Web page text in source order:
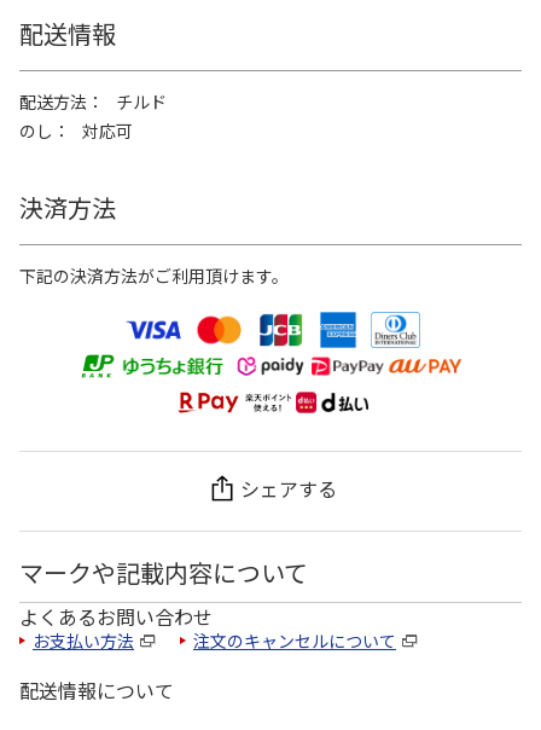
配送情報
配送方法
チルド
のし
対応可
決済方法
下記の決済方法がご利用頂けます。
シェアする
マークや記載内容について
よくあるお問い合わせ
お支払い方法 注文のキャンセルについて
配送情報について